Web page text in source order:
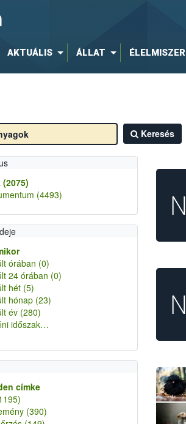
AKTUÁLIS ÁLLAT ÉLELMISZER
Keresés
(2075)
(4493)
órában (0)
24 órában (0)
hét (5)
hónap (23)
év (280)
időszak…
címke
(390)